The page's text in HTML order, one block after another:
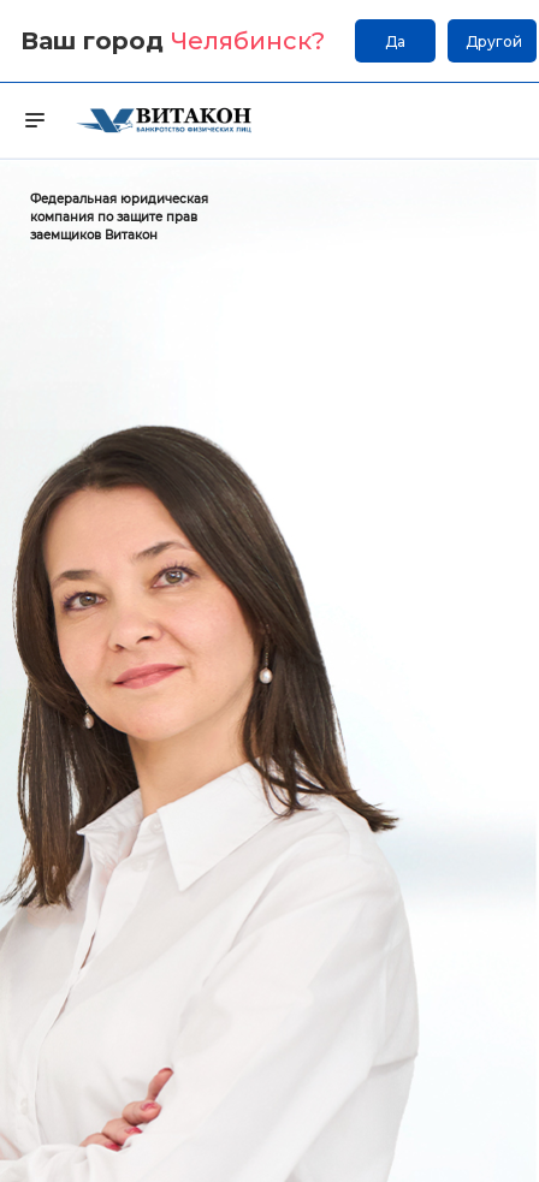
Ваш город Челябинск? Да Другой
Федеральная юридическая
компания по защите прав
заемщиков Витакон